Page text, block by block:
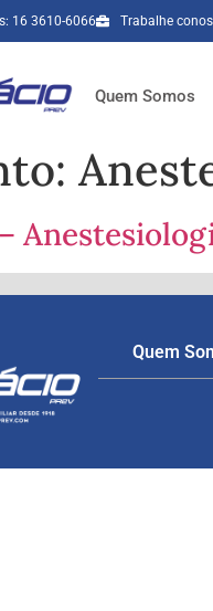
16 3610-6066 Trabalhe
Quem Somos
Quem